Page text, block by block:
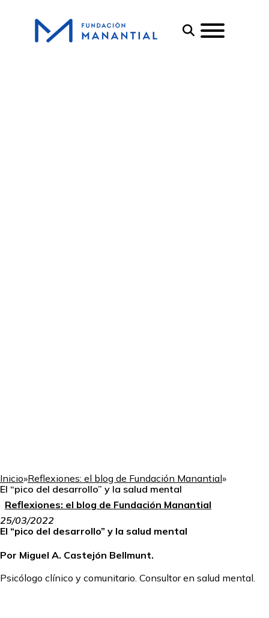
Inicio»Reflexiones: el blog de Fundación Manantial»
El “pico del desarrollo” y la salud mental
Reflexiones: el blog de Fundación Manantial
25/03/2022
El “pico del desarrollo” y la salud mental
Por Miguel A. Castejón Bellmunt.
Psicólogo clínico y comunitario. Consultor en salud mental.